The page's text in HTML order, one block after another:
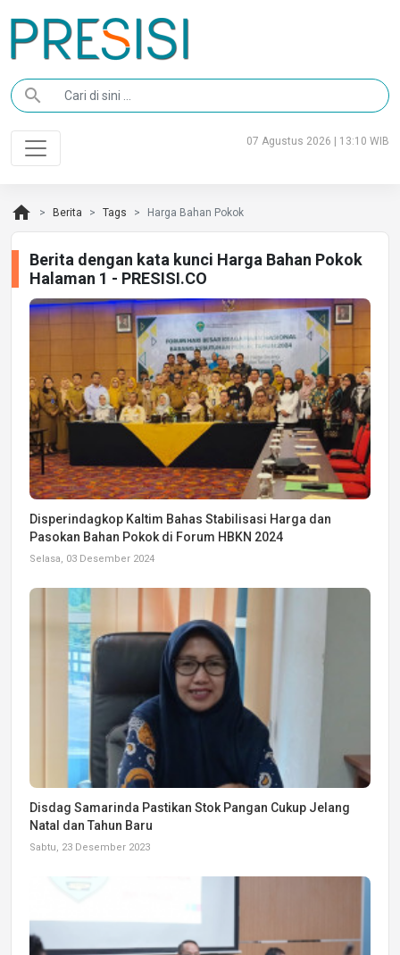
search
07 Agustus 2026 | 13:10 WIB
home Berita Tags Harga Bahan Pokok
Berita dengan kata kunci Harga Bahan Pokok
Halaman 1 - PRESISI.CO
Disperindagkop Kaltim Bahas Stabilisasi Harga dan
Pasokan Bahan Pokok di Forum HBKN 2024
Selasa, 03 Desember 2024
Disdag Samarinda Pastikan Stok Pangan Cukup Jelang
Natal dan Tahun Baru
Sabtu, 23 Desember 2023